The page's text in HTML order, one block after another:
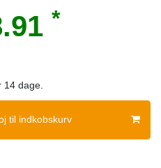
*
14 dage.
til indkobskurv